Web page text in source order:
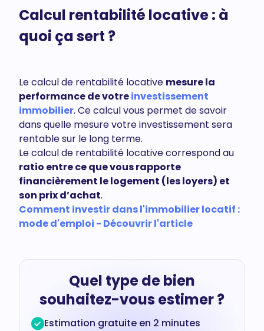
Calcul rentabilité locative : à
quoi ça sert ?
Le calcul de rentabilité locative mesure la
performance de votreinvestissement
immobilier. Ce calcul vous permet de savoir
dans quelle mesure votre investissement sera
rentable sur le long terme.
Le calcul de rentabilité locative correspond au
ratio entre ce que vous rapporte
financièrement le logement (les loyers) et
son prix d’achat.
Comment investir dans l'immobilier locatif :
mode d'emploi - Découvrir l'article
Quel type de bien
souhaitez-vous estimer ?
Estimation gratuite en 2 minutes